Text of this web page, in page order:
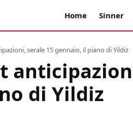
Home Sinner
serale 15 gennaio, il piano di Yildiz
di Yildiz